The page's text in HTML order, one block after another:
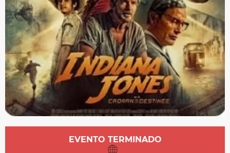
Horarios y datos de contacto
EVENTO TERMINADO